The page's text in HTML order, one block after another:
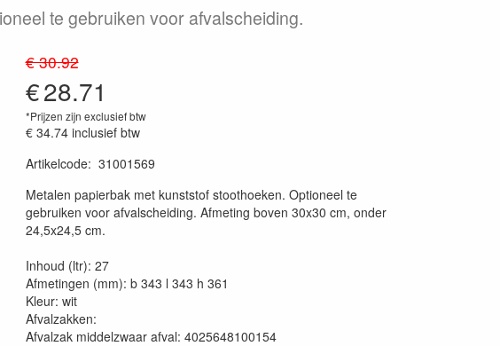
te gebruiken voor afvalscheiding.
€ 30.92
€28.71
*Prijzen zijn exclusief btw
€ 34.74 inclusief btw
Artikelcode: 31001569
Metalen papierbak met kunststof stoothoeken. Optioneel te
gebruiken voor afvalscheiding. Afmeting boven 30x30 cm, onder
24,5x24,5 cm.
Inhoud (ltr): 27
Afmetingen (mm): b 343 l 343 h 361
Kleur: wit
Afvalzakken:
Afvalzak middelzwaar afval: 4025648100154